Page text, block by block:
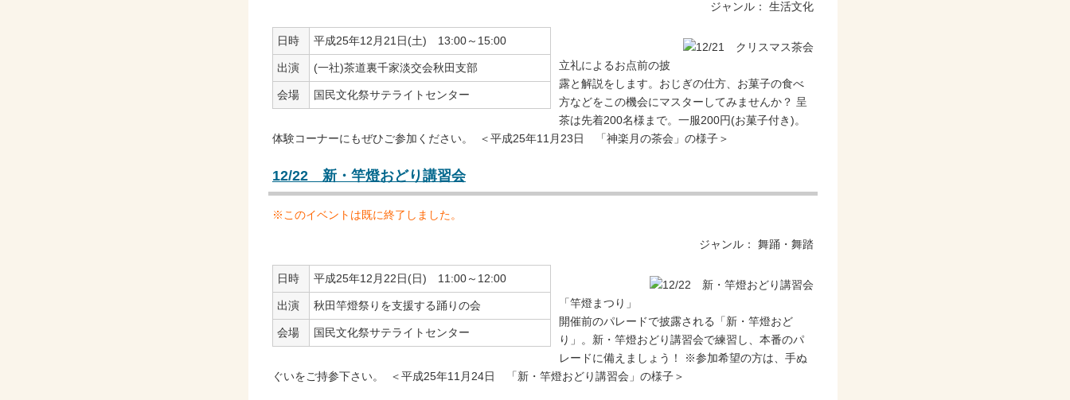
ジャンル： 生活文化
日時 平成25年12月21日(土) 13:00～15:00
出演 (一社)茶道裏千家淡交会秋田支部
会場 国民文化祭サテライトセンター
立礼によるお点前の披
露と解説をします。おじぎの仕方、お菓子の食べ
方などをこの機会にマスターしてみませんか？ 呈
茶は先着200名様まで。一服200円(お菓子付き)。
体験コーナーにもぜひご参加ください。 ＜平成25年11月23日 「神楽月の茶会」の様子＞
12/22 新・竿燈おどり講習会
※このイベントは既に終了しました。
ジャンル： 舞踊・舞踏
日時 平成25年12月22日(日) 11:00～12:00
出演 秋田竿燈祭りを支援する踊りの会
会場 国民文化祭サテライトセンター
「竿燈まつり」
開催前のパレードで披露される「新・竿燈おど
り」。新・竿燈おどり講習会で練習し、本番のパ
レードに備えましょう！ ※参加希望の方は、手ぬ
ぐいをご持参下さい。 ＜平成25年11月24日 「新・竿燈おどり講習会」の様子＞